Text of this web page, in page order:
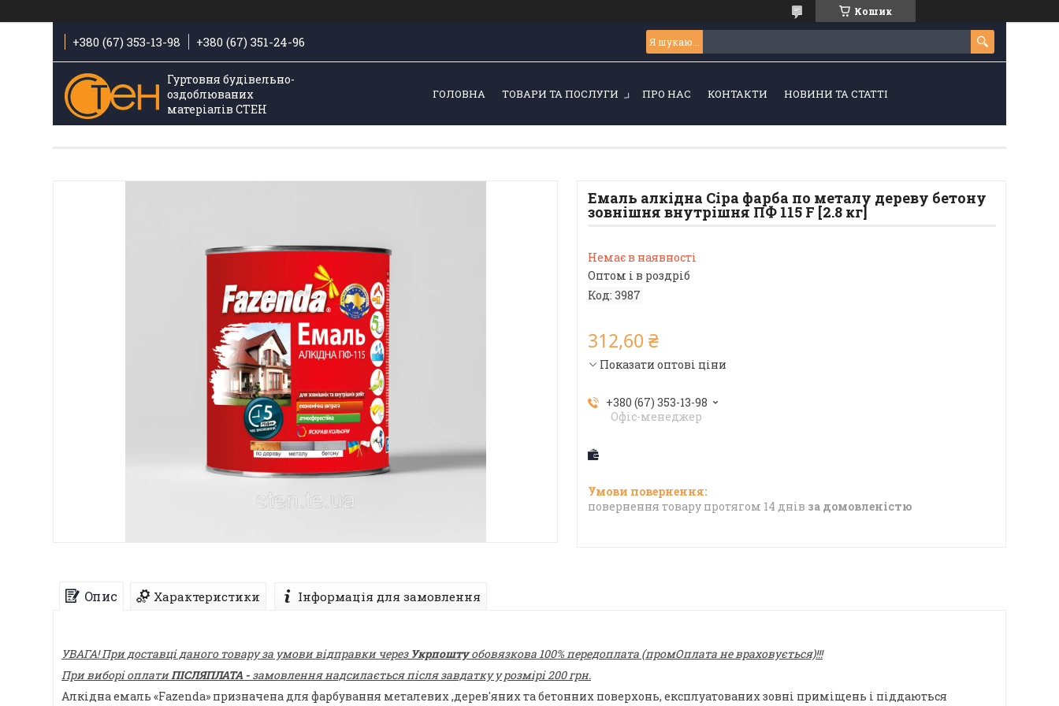
Кошик
+380 (67) 353-13-98 +380 (67) 351-24-96
Гуртовня будівельно-
оздоблюваних
матеріалів СТЕН
ГОЛОВНА ТОВАРИ ТА ПОСЛУГИ ПРО НАС КОНТАКТИ НОВИНИ ТА СТАТТІ
Емаль алкідна Сіра фарба по металу дереву бетону
зовнішня внутрішня ПФ 115 F [2.8 кг]
Немає в наявності
Оптом і в роздріб
Код: 3987
312,60 ₴
Показати оптові ціни
+380 (67) 353-13-98
Офіс-менеджер
повернення товару протягом 14 днів за домовленістю
Опис Характеристики Інформація для замовлення
УВАГА! При доставці даного товару за умови відправки через Укрпоштуобовязкова 100% передоплата (промОплата не враховується)!!!
При виборі оплатиПІСЛЯПЛАТА - замовлення надсилається після завдатку у розмірі 200 грн.
Алкідна емаль «Fazenda» призначена для фарбування металевих ,дерев'яних та бетонних поверхонь, експлуатованих зовні приміщень і піддаються